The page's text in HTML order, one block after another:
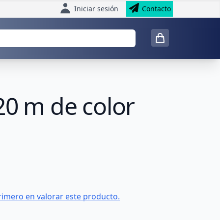
Iniciar sesión Contacto
m de color
en valorar este producto.